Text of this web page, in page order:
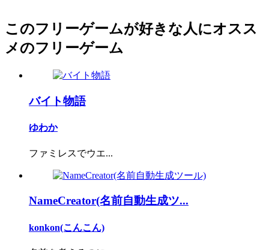
このフリーゲームが好きな人にオスス
メのフリーゲーム
バイト物語
ゆわか
ファミレスでウエ...
NameCreator(名前自動生成ツ...
konkon(こんこん)